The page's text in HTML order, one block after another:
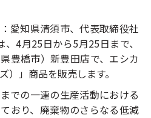
愛知県清須市、代表取締役社
4月25日から5月25日まで、
豊橋市）新豊田店で、エシカ
）」商品を販売します。
での一連の生産活動における
おり、廃棄物のさらなる低減